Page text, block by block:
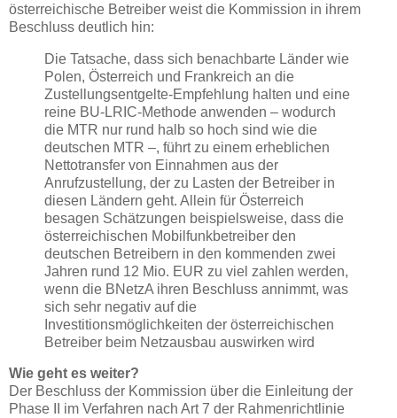
österreichische Betreiber weist die Kommission in ihrem
Beschluss deutlich hin:
Die Tatsache, dass sich benachbarte Länder wie
Polen, Österreich und Frankreich an die
Zustellungsentgelte-Empfehlung halten und eine
reine BU-LRIC-Methode anwenden – wodurch
die MTR nur rund halb so hoch sind wie die
deutschen MTR –, führt zu einem erheblichen
Nettotransfer von Einnahmen aus der
Anrufzustellung, der zu Lasten der Betreiber in
diesen Ländern geht. Allein für Österreich
besagen Schätzungen beispielsweise, dass die
österreichischen Mobilfunkbetreiber den
deutschen Betreibern in den kommenden zwei
Jahren rund 12 Mio. EUR zu viel zahlen werden,
wenn die BNetzA ihren Beschluss annimmt, was
sich sehr negativ auf die
Investitionsmöglichkeiten der österreichischen
Betreiber beim Netzausbau auswirken wird
Wie geht es weiter?
Der Beschluss der Kommission über die Einleitung der
Phase II im Verfahren nach Art 7 der Rahmenrichtlinie